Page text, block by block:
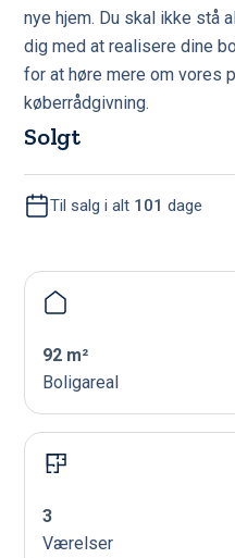
nye hjem. Du skal ikke stå
dig med at realisere dine
for at høre mere om vores
køberrådgivning.
Solgt
Til salg i alt 101 dage
92 m²
Boligareal
3
Værelser